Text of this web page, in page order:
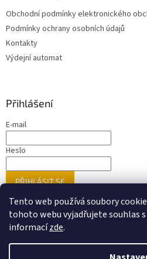
Tento web používá soubory
tohoto webu vyjadřujete souhlas
informacízde.
Obchodní podmínky elektronického
Podmínky ochrany osobních údajů
Kontakty
Výdejní automat
Přihlášení
E-mail
Heslo
PŘIHLÁSIT SE
Nová registraceZapomenuté heslo